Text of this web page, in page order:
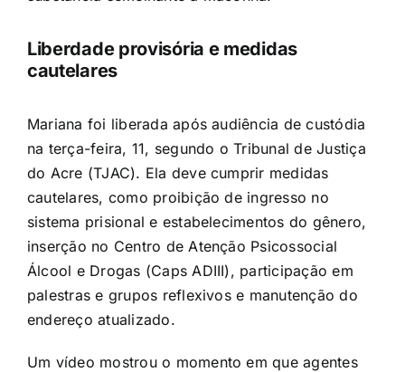
Liberdade provisória e medidas
cautelares
Mariana foi liberada após audiência de custódia
na terça-feira, 11, segundo o Tribunal de Justiça
do Acre (TJAC). Ela deve cumprir medidas
cautelares, como proibição de ingresso no
sistema prisional e estabelecimentos do gênero,
inserção no Centro de Atenção Psicossocial
Álcool e Drogas (Caps ADIII), participação em
palestras e grupos reflexivos e manutenção do
endereço atualizado.
Um vídeo mostrou o momento em que agentes